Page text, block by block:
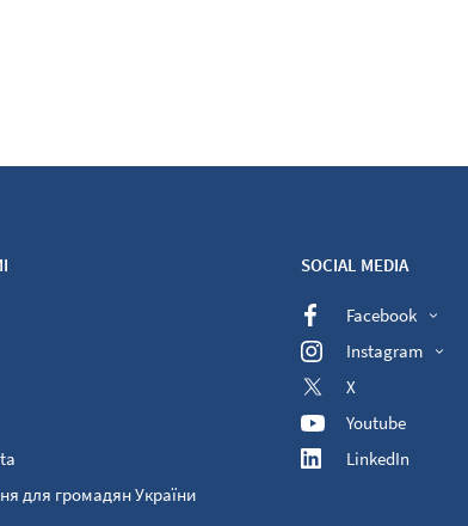
для громадян України
SOCIAL MEDIA
Facebook
Instagram
X
Youtube
LinkedIn